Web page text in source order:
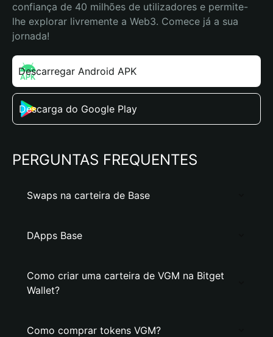
confiança de 40 milhões de utilizadores e permite-
lhe explorar livremente a Web3. Comece já a sua
jornada!
Descarregar Android APK
Descarga do Google Play
PERGUNTAS FREQUENTES
Swaps na carteira de Base
DApps Base
Como criar uma carteira de VGM na Bitget
Wallet?
Como comprar tokens VGM?